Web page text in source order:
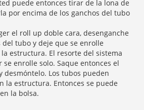
puede entonces tirar de la lona de
por encima de los ganchos del tubo
el roll up doble cara, desenganche
del tubo y deje que se enrolle
estructura. El resorte del sistema
enrolle solo. Saque entonces el
desmóntelo. Los tubos pueden
la estructura. Entonces se puede
la bolsa.